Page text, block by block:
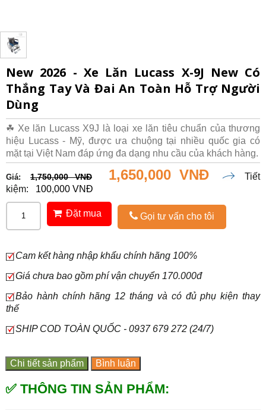
New 2026 - Xe Lăn Lucass X-9J New Có
Thắng Tay Và Đai An Toàn Hỗ Trợ Người
Dùng
☘ Xe lăn Lucass X9J là loại xe lăn tiêu chuẩn của thương
hiệu Lucass - Mỹ, được ưa chuộng tại nhiều quốc gia có
mặt tại Việt Nam đáp ứng đa dạng nhu cầu của khách hàng.
Giá: 1,750,000 VNĐ 1,650,000 VNĐ
Tiết
kiệm:
100,000 VNĐ
Đặt mua Gọi tư vấn cho tôi
Cam kết hàng nhập khẩu chính hãng 100%
Giá chưa bao gồm phí vận chuyển 170.000đ
Bảo hành chính hãng 12 tháng và có đủ phụ kiện thay
thế
SHIP COD TOÀN QUỐC - 0937 679 272 (24/7)
Chi tiết sản phẩm Bình luận
✅ THÔNG TIN SẢN PHẨM: